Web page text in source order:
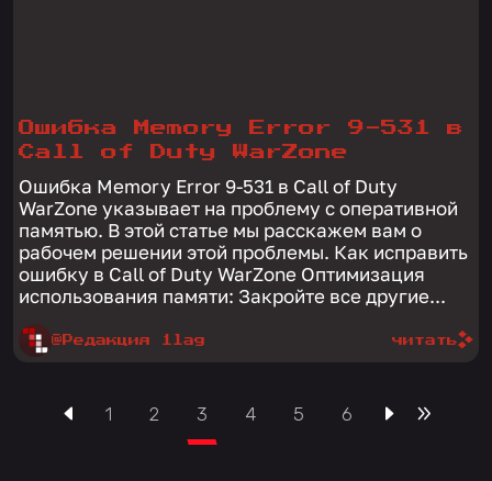
Ошибка Memory Error 9-531 в
Call of Duty WarZone
Ошибка Memory Error 9-531 в Call of Duty
WarZone указывает на проблему с оперативной
памятью. В этой статье мы расскажем вам о
рабочем решении этой проблемы. Как исправить
ошибку в Call of Duty WarZone Оптимизация
использования памяти: Закройте все другие...
@Редакция 1lag читать
1 2 3 4 5 6